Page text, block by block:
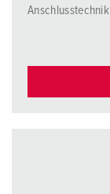
Anschlusstechnik